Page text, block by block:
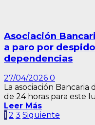
Asociación
a paro por
dependencias
27/04/2026 0
La asociación
de 24 horas para este
Leer Más
Paginación
1 2 3 Siguiente